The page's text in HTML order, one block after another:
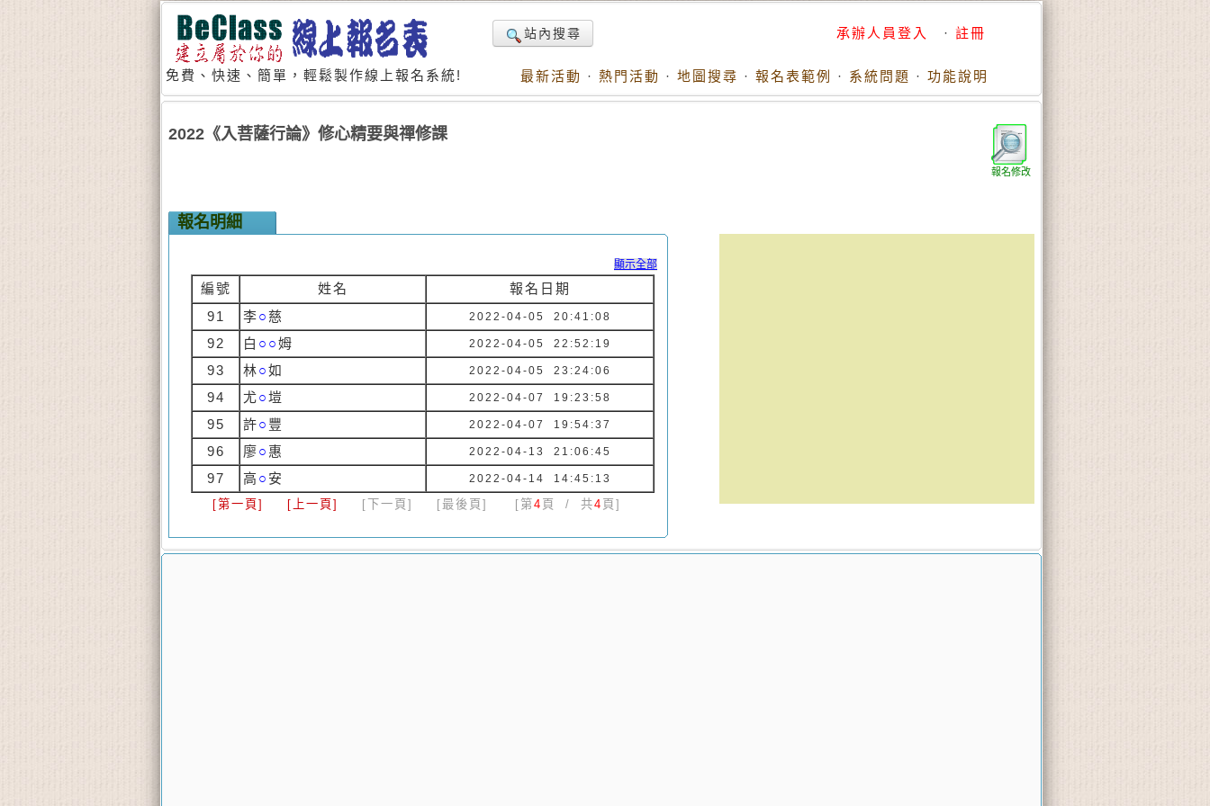
免費、快速、簡單，輕鬆製作線上報名系統!
站內搜尋 承辦人員登入 · 註冊
最新活動 · 熱門活動 · 地圖搜尋 · 報名表範例 · 系統問題 · 功能說明
報名修改
2022《入菩薩行論》修心精要與禪修課
報名明細
顯示全部
編號 姓名
報名日期
91
李○慈 2022-04-05 20:41:08
92 白 ○○姆 2022-04-05 22:52:19
93 林○如 2022-04-05 23:24:06
94 尤○塏 2022-04-07 19:23:58
95 許○ 豐 2022-04-07 19:54:37
96 廖○ 惠 2022-04-13 21:06:45
97 高 ○ 安 2022-04-14 14:45:13
[第一頁] [上一頁] [下一頁] [最後頁] [第4 頁 / 共4 頁]